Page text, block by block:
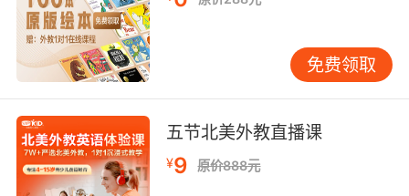
免费领取
五节北美外教直播课
¥9 原价888元